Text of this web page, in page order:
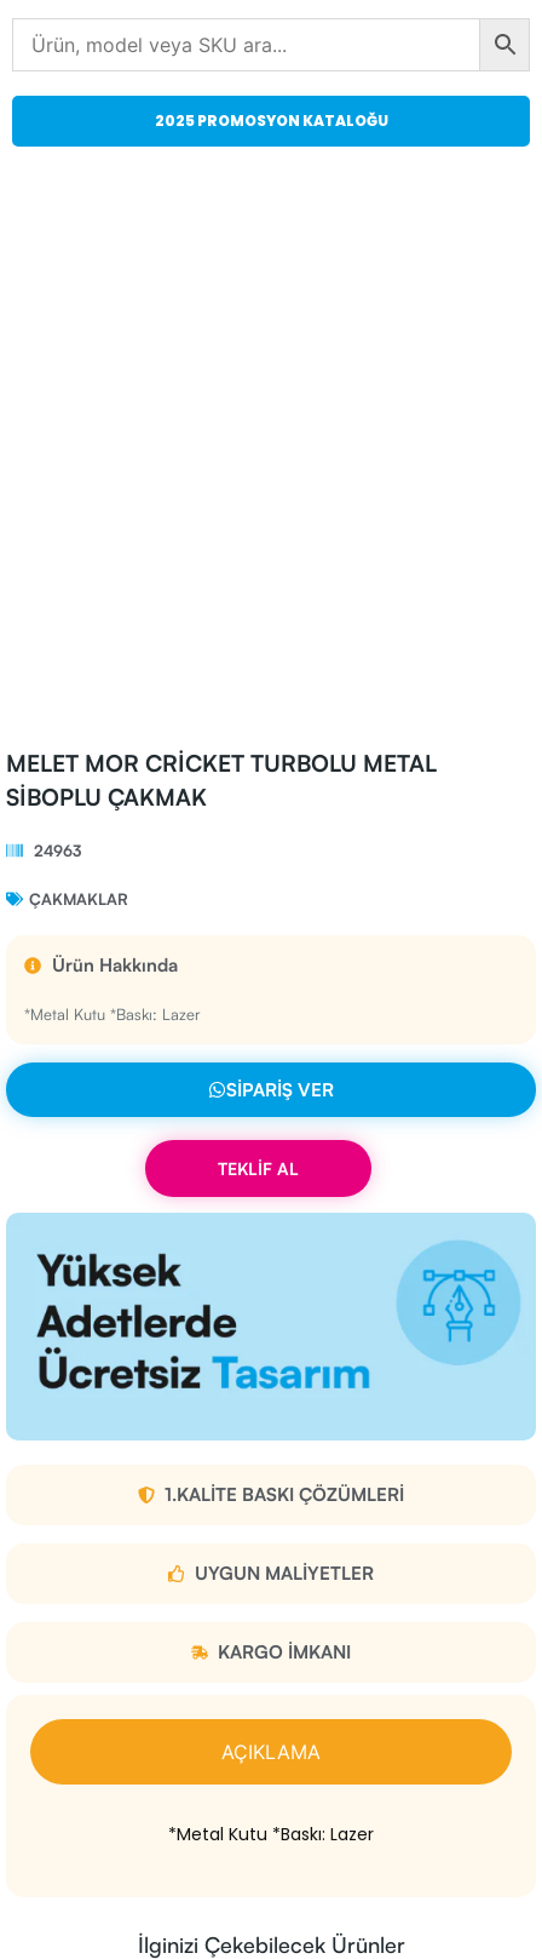
2025 PROMOSYON KATALOĞU
MELET MOR CRİCKET TURBOLU METAL
SİBOPLU ÇAKMAK
24963
ÇAKMAKLAR
Ürün Hakkında
*Metal Kutu *Baskı: Lazer
SIPARIŞ VER
TEKLİF AL
1.KALITE BASKI ÇÖZÜMLERI
UYGUN MALIYETLER
KARGO IMKANI
AÇIKLAMA
*Metal Kutu *Baskı: Lazer
İlginizi Çekebilecek Ürünler